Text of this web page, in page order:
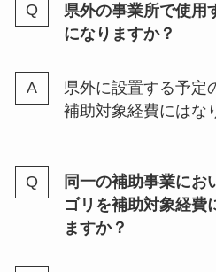
県外の事業所で使用
になりますか？
県外に設置する予定
補助対象経費にはな
同一の補助事業にお
ゴリを補助対象経費
ますか？